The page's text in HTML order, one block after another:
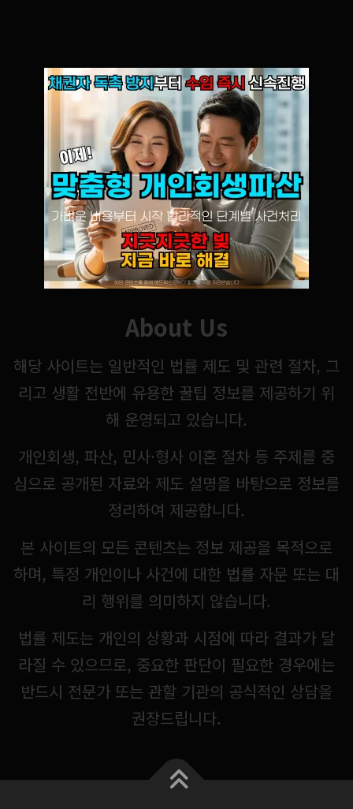
About Us
해당 사이트는 일반적인 법률 제도 및 관련 절차, 그
리고 생활 전반에 유용한 꿀팁 정보를 제공하기 위
해 운영되고 있습니다.
개인회생, 파산, 민사·형사 이혼 절차 등 주제를 중
심으로 공개된 자료와 제도 설명을 바탕으로 정보를
정리하여 제공합니다.
본 사이트의 모든 콘텐츠는 정보 제공을 목적으로
하며, 특정 개인이나 사건에 대한 법률 자문 또는 대
리 행위를 의미하지 않습니다.
법률 제도는 개인의 상황과 시점에 따라 결과가 달
라질 수 있으므로, 중요한 판단이 필요한 경우에는
반드시 전문가 또는 관할 기관의 공식적인 상담을
권장드립니다.